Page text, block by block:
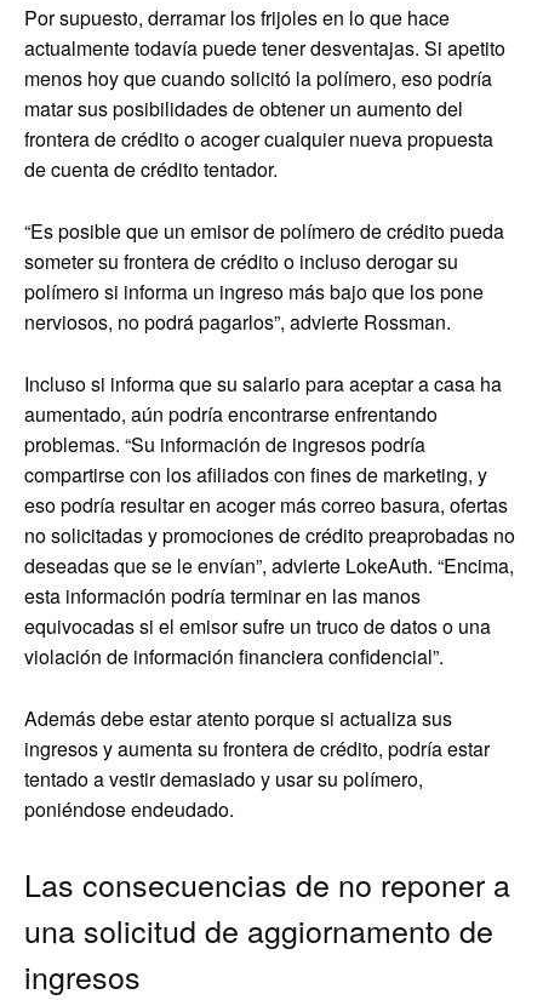
Por supuesto, derramar los frijoles en lo que hace
actualmente todavía puede tener desventajas. Si apetito
menos hoy que cuando solicitó la polímero, eso podría
matar sus posibilidades de obtener un aumento del
frontera de crédito o acoger cualquier nueva propuesta
de cuenta de crédito tentador.
“Es posible que un emisor de polímero de crédito pueda
someter su frontera de crédito o incluso derogar su
polímero si informa un ingreso más bajo que los pone
nerviosos, no podrá pagarlos”, advierte Rossman.
Incluso si informa que su salario para aceptar a casa ha
aumentado, aún podría encontrarse enfrentando
problemas. “Su información de ingresos podría
compartirse con los afiliados con fines de marketing, y
eso podría resultar en acoger más correo basura, ofertas
no solicitadas y promociones de crédito preaprobadas no
deseadas que se le envían”, advierte LokeAuth. “Encima,
esta información podría terminar en las manos
equivocadas si el emisor sufre un truco de datos o una
violación de información financiera confidencial”.
Además debe estar atento porque si actualiza sus
ingresos y aumenta su frontera de crédito, podría estar
tentado a vestir demasiado y usar su polímero,
poniéndose endeudado.
Las consecuencias de no reponer a
una solicitud de aggiornamento de
ingresos